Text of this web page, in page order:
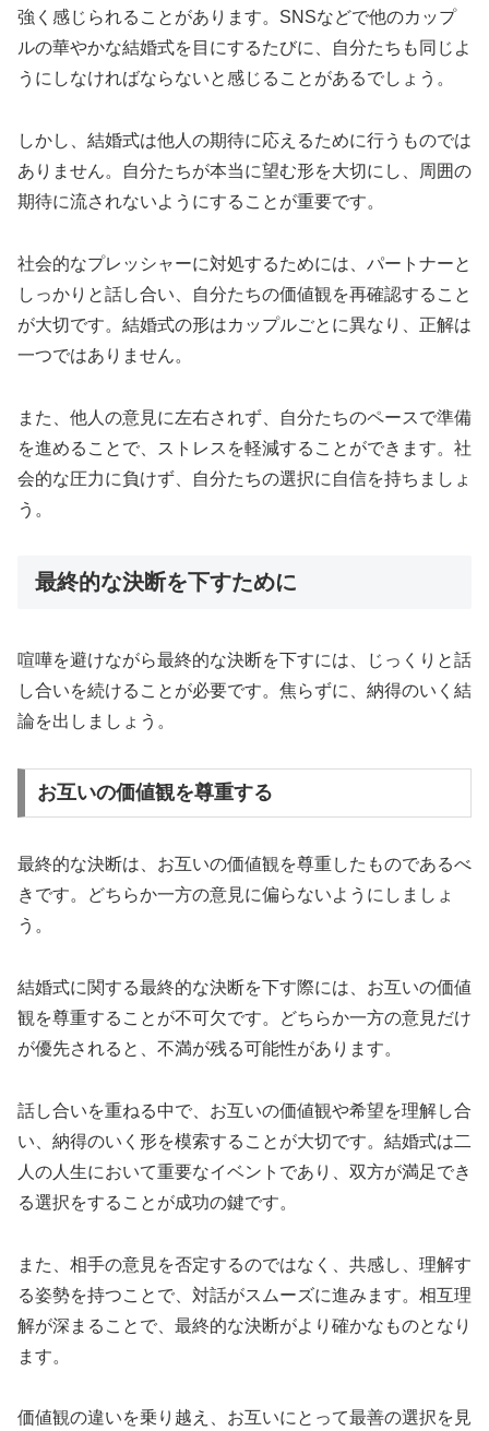
強く感じられることがあります。SNSなどで他のカップ
ルの華やかな結婚式を目にするたびに、自分たちも同じよ
うにしなければならないと感じることがあるでしょう。
しかし、結婚式は他人の期待に応えるために行うものでは
ありません。自分たちが本当に望む形を大切にし、周囲の
期待に流されないようにすることが重要です。
社会的なプレッシャーに対処するためには、パートナーと
しっかりと話し合い、自分たちの価値観を再確認すること
が大切です。結婚式の形はカップルごとに異なり、正解は
一つではありません。
また、他人の意見に左右されず、自分たちのペースで準備
を進めることで、ストレスを軽減することができます。社
会的な圧力に負けず、自分たちの選択に自信を持ちましょ
う。
最終的な決断を下すために
喧嘩を避けながら最終的な決断を下すには、じっくりと話
し合いを続けることが必要です。焦らずに、納得のいく結
論を出しましょう。
お互いの価値観を尊重する
最終的な決断は、お互いの価値観を尊重したものであるべ
きです。どちらか一方の意見に偏らないようにしましょ
う。
結婚式に関する最終的な決断を下す際には、お互いの価値
観を尊重することが不可欠です。どちらか一方の意見だけ
が優先されると、不満が残る可能性があります。
話し合いを重ねる中で、お互いの価値観や希望を理解し合
い、納得のいく形を模索することが大切です。結婚式は二
人の人生において重要なイベントであり、双方が満足でき
る選択をすることが成功の鍵です。
また、相手の意見を否定するのではなく、共感し、理解す
る姿勢を持つことで、対話がスムーズに進みます。相互理
解が深まることで、最終的な決断がより確かなものとなり
ます。
価値観の違いを乗り越え、お互いにとって最善の選択を見